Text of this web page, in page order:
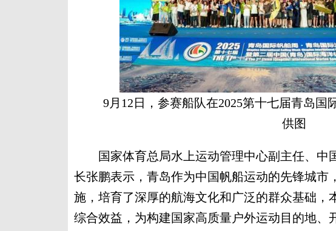
9月12日，参赛船队在2025第十七届青岛
供图
国家体育总局水上运动管理中心副主任、中
长张鹏表示，青岛作为中国帆船运动的先锋城市
施，培育了深厚的航海文化和广泛的群众基础，
综合效益，为构建国家高质量户外运动目的地、